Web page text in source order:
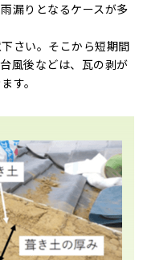
漏りとなるケースが多
さい。そこから短期間
風後などは、瓦の剥が
す。